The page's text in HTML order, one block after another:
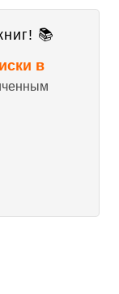
📚
в